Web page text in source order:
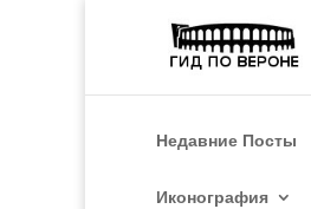
Недавние Посты
Иконография